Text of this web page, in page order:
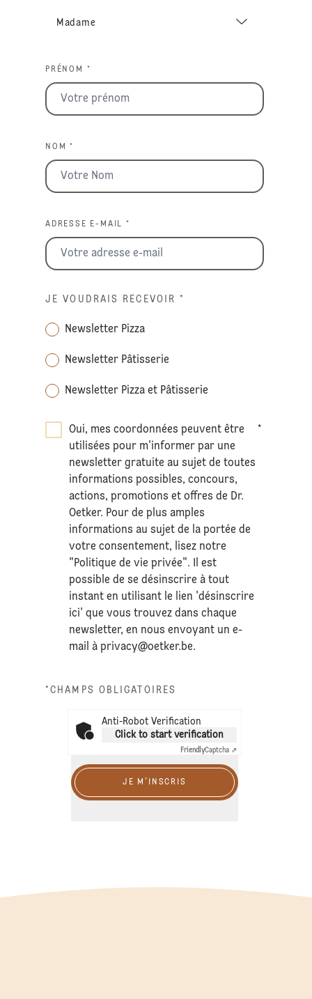
PRÉNOM *
NOM *
ADRESSE E-MAIL *
JE VOUDRAIS RECEVOIR *
Newsletter Pizza
Newsletter Pâtisserie
Newsletter Pizza et Pâtisserie
Oui, mes coordonnées peuvent être
utilisées pour m'informer par une
newsletter gratuite au sujet de toutes
informations possibles, concours,
actions, promotions et offres de Dr.
Oetker. Pour de plus amples
informations au sujet de la portée de
votre consentement, lisez notre
"Politique de vie privée". Il est
possible de se désinscrire à tout
instant en utilisant le lien 'désinscrire
ici' que vous trouvez dans chaque
newsletter, en nous envoyant un e-
mail àprivacy@oetker.be.
*
*CHAMPS OBLIGATOIRES
Anti-Robot Verification
Click to start verification
FriendlyCaptcha ⇗
JE M'INSCRIS